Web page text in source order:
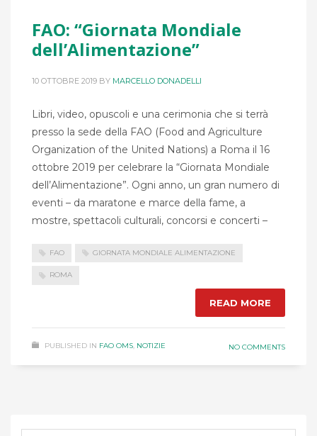
FAO: “Giornata Mondiale
dell’Alimentazione”
10 OTTOBRE 2019 BY MARCELLO DONADELLI
Libri, video, opuscoli e una cerimonia che si terrà
presso la sede della FAO (Food and Agriculture
Organization of the United Nations) a Roma il 16
ottobre 2019 per celebrare la “Giornata Mondiale
dell’Alimentazione”. Ogni anno, un gran numero di
eventi – da maratone e marce della fame, a
mostre, spettacoli culturali, concorsi e concerti –
FAO GIORNATA MONDIALE ALIMENTAZIONE
ROMA
READ MORE
PUBLISHED IN FAO OMS, NOTIZIE NO COMMENTS